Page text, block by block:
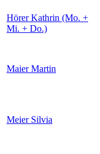
Hörer Kathrin (Mo. +
Mi. + Do.)
Maier Martin
Meier Silvia